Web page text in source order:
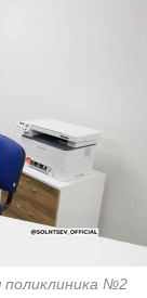
поликлиника №2